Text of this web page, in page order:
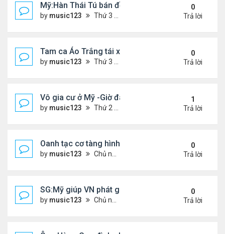
Mỹ:Hàn Thái Tú bán đồ ăn online mưu sinh
by music123 Thứ 3 Tháng 7 28, 2026 4:36 pm
0
Trả lời
Tam ca Áo Trắng tái xuất trên sân khấu
by music123 Thứ 3 Tháng 7 28, 2026 4:32 pm
0
Trả lời
Vô gia cư ở Mỹ -Giờ đây tôi có căn hộ giá 200 đô
by music123 Thứ 2 Tháng 7 27, 2026 4:56 am
1
Trả lời
Oanh tạc cơ tàng hình đáng sợ nhất thế giới
by music123 Chủ nhật Tháng 7 26, 2026 5:46 pm
0
Trả lời
SG:Mỹ giúp VN phát giác xưởng sản xuất giày
by music123 Chủ nhật Tháng 7 26, 2026 5:22 pm
0
Trả lời